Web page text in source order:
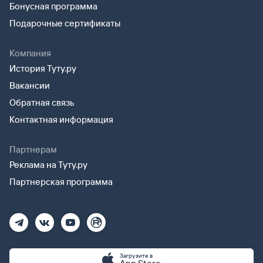
Бонусная программа
Подарочные сертификаты
Компания
История Туту.ру
Вакансии
Обратная связь
Контактная информация
Партнерам
Реклама на Туту.ру
Партнерская программа
Загрузите в